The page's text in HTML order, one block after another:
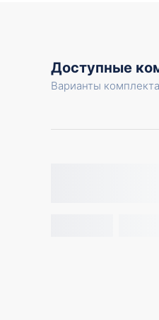
Доступные
Варианты